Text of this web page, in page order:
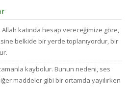
Allah katında hesap vereceğimize göre,
belkide bir yerde toplanıyordur, bir
kaybolur. Bunun nedeni, ses
maddeler gibi bir ortamda yayılırken